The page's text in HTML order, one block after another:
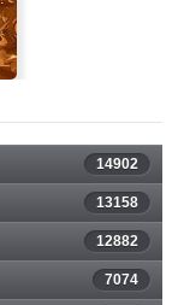
14902
13158
12882
7074